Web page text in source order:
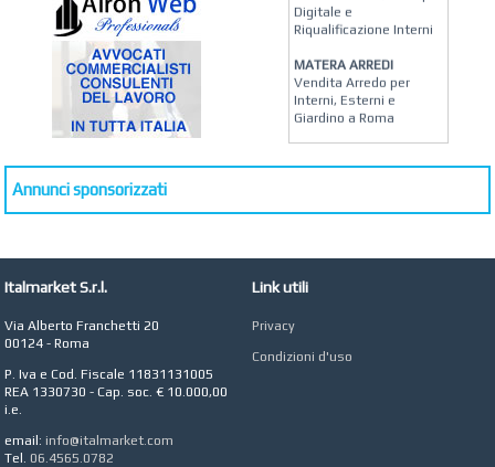
Digitale e
Riqualificazione Interni
MATERA ARREDI
Vendita Arredo per
Interni, Esterni e
Giardino a Roma
Antonella Micci,
AZIENDA AGRICOLA DI
Azienda Agricola a
Digital marketing e Web
Annunci sponsorizzati
Italmarket S.r.l.
Via Alberto Franchetti 20
00124 - Roma
P. Iva e Cod. Fiscale 11831131005
REA 1330730 - Cap. soc. € 10.000,00
i.e.
email: info@italmarket.com
Tel. 06.4565.0782
Link utili
Privacy
Condizioni d'uso